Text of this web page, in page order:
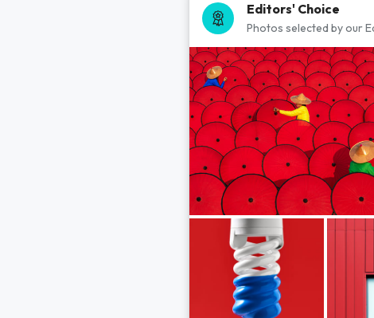
Editors' Choice
Photos selected by our